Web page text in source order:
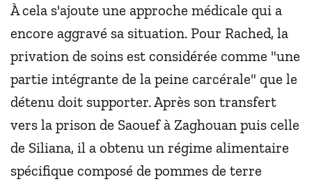
À cela s'ajoute une approche médicale qui a
encore aggravé sa situation. Pour Rached, la
privation de soins est considérée comme "une
partie intégrante de la peine carcérale" que le
détenu doit supporter. Après son transfert
vers la prison de Saouef à Zaghouan puis celle
de Siliana, il a obtenu un régime alimentaire
spécifique composé de pommes de terre